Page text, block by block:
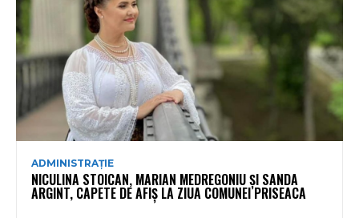
ADMINISTRAȚIE
NICULINA STOICAN, MARIAN MEDREGONIU ȘI SANDA
ARGINT, CAPETE DE AFIȘ LA ZIUA COMUNEI PRISEACA